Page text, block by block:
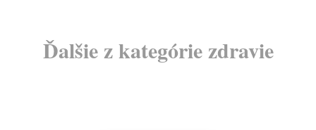
Ďalšie z kategórie zdravie